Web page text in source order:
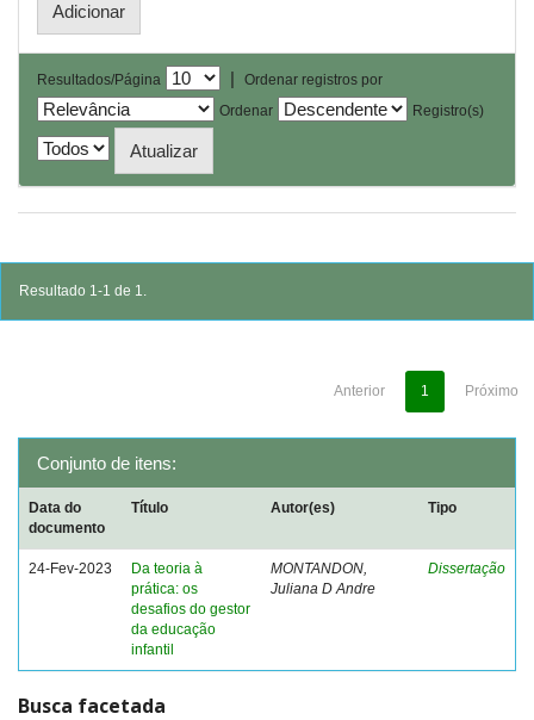
Resultados/Página |
Ordenar registros por
Ordenar
Registro(s)
Resultado 1-1 de 1.
Anterior 1 Próximo
Conjunto de itens:
Data do
documento
Título Autor(es) Tipo
24-Fev-2023
Da teoria à
prática: os
desafios do gestor
da educação
infantil
MONTANDON,
Juliana D Andre
Dissertação
Busca facetada